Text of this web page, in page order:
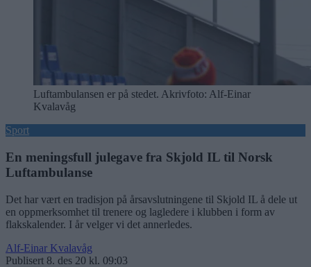
Luftambulansen er på stedet. Akrivfoto: Alf-Einar
Kvalavåg
Sport
En meningsfull julegave fra Skjold IL til Norsk
Luftambulanse
Det har vært en tradisjon på årsavslutningene til Skjold IL å dele ut
en oppmerksomhet til trenere og lagledere i klubben i form av
flakskalender. I år velger vi det annerledes.
Alf-Einar Kvalavåg
Publisert 8. des 20 kl. 09:03